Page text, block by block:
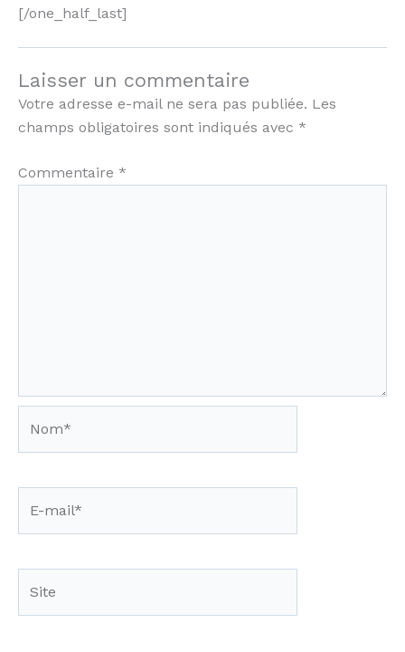
[/one_half_last]
Laisser un commentaire
Votre adresse e-mail ne sera pas publiée. Les
champs obligatoires sont indiqués avec *
Commentaire *
mail*